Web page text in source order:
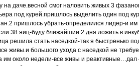
на даче.весной смог наловить живых 3
под курей.пришлось выделить один под
пришлось убрать-определился лидер-и
38 яиц-буду ближайшии 2 дня ложить в
решила стать наседкой-так я быстренько
живы.и большого ухода с наседкой не
им около недели-все живы и